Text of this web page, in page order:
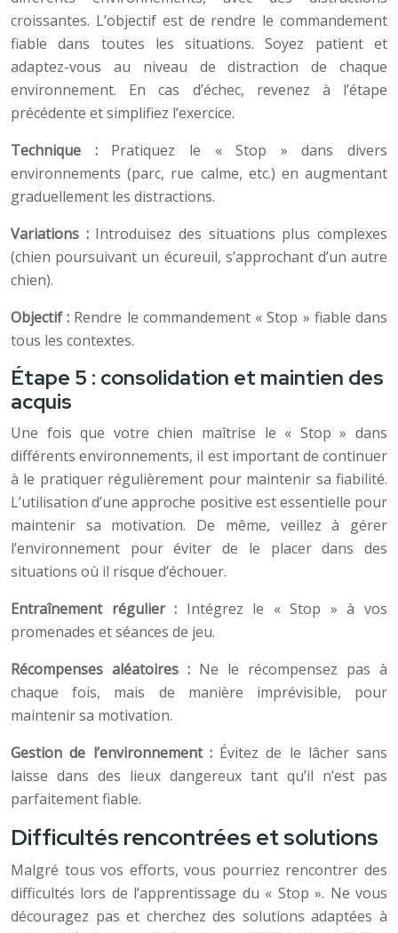
croissantes. L’objectif est de rendre le commandement
fiable dans toutes les situations. Soyez patient et
adaptez-vous au niveau de distraction de chaque
environnement. En cas d’échec, revenez à l’étape
précédente et simplifiez l’exercice.
Technique : Pratiquez le « Stop » dans divers
environnements (parc, rue calme, etc.) en augmentant
graduellement les distractions.
Variations : Introduisez des situations plus complexes
(chien poursuivant un écureuil, s’approchant d’un autre
chien).
Objectif : Rendre le commandement « Stop » fiable dans
tous les contextes.
Étape 5 : consolidation et maintien des
acquis
Une fois que votre chien maîtrise le « Stop » dans
différents environnements, il est important de continuer
à le pratiquer régulièrement pour maintenir sa fiabilité.
L’utilisation d’une approche positive est essentielle pour
maintenir sa motivation. De même, veillez à gérer
l’environnement pour éviter de le placer dans des
situations où il risque d’échouer.
Entraînement régulier : Intégrez le « Stop » à vos
promenades et séances de jeu.
Récompenses aléatoires : Ne le récompensez pas à
chaque fois, mais de manière imprévisible, pour
maintenir sa motivation.
Gestion de l’environnement : Évitez de le lâcher sans
laisse dans des lieux dangereux tant qu’il n’est pas
parfaitement fiable.
Difficultés rencontrées et solutions
Malgré tous vos efforts, vous pourriez rencontrer des
difficultés lors de l’apprentissage du « Stop ». Ne vous
découragez pas et cherchez des solutions adaptées à